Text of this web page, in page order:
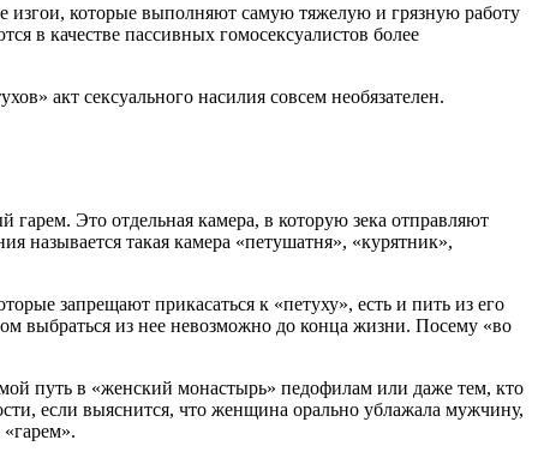
которые выполняют самую тяжелую и грязную работу
в качестве пассивных гомосексуалистов более
акт сексуального насилия совсем необязателен.
Это отдельная камера, в которую зека отправляют
называется такая камера «петушатня», «курятник»,
запрещают прикасаться к «петуху», есть и пить из его
выбраться из нее невозможно до конца жизни. Посему «во
путь в «женский монастырь» педофилам или даже тем, кто
если выяснится, что женщина орально ублажала мужчину,